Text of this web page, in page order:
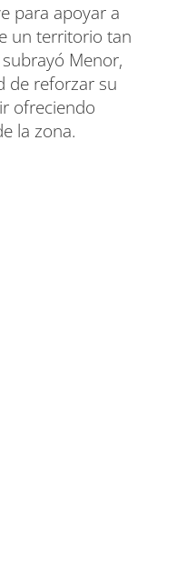
para apoyar a
un territorio tan
Menor,
de reforzar su
ofreciendo
la zona.